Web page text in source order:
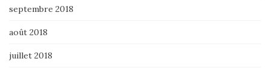
septembre 2018
août 2018
juillet 2018